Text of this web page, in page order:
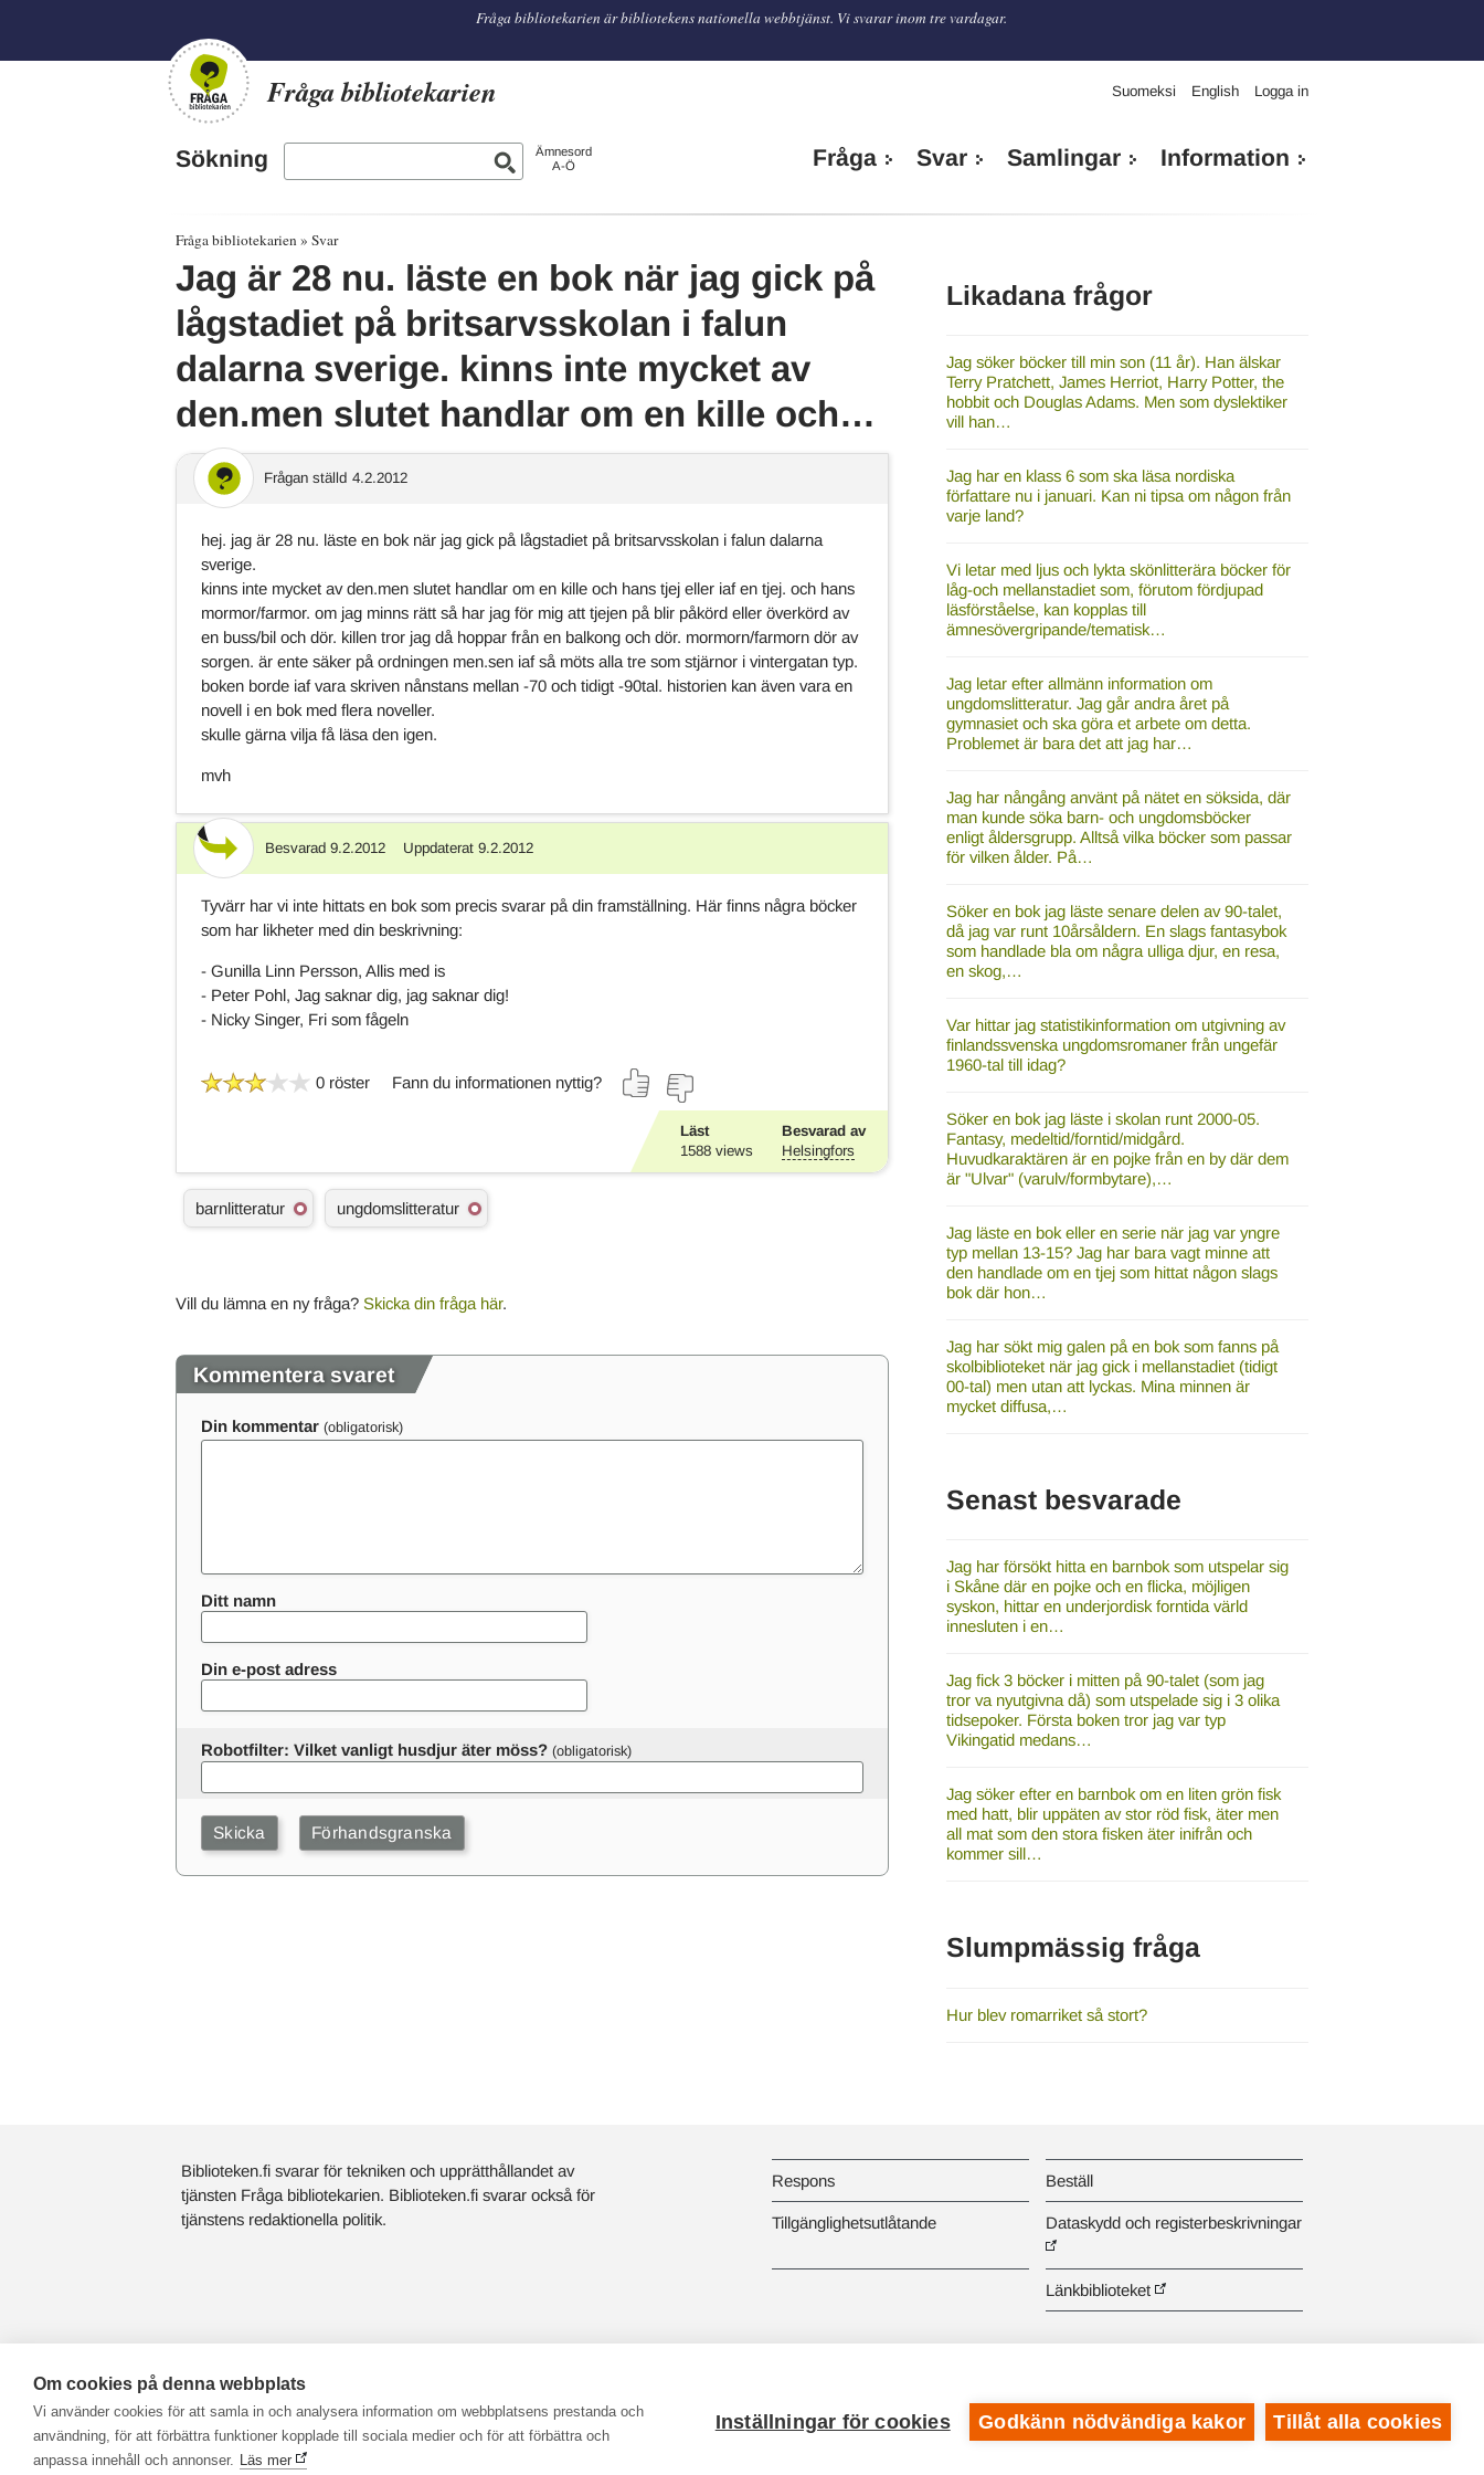
Fråga bibliotekarien är bibliotekens nationella webbtjänst. Vi svarar inom tre vardagar.
Fråga bibliotekarien Suomeksi English Logga in
Sökning
Ämnesord
A-Ö
Fråga Svar Samlingar Information
Fråga bibliotekarien Svar
Jag är 28 nu. läste en bok när jag gick på
lågstadiet på britsarvsskolan i falun
dalarna sverige. kinns inte mycket av
den.men slutet handlar om en kille och…
Frågan ställd 4.2.2012
hej. jag är 28 nu. läste en bok när jag gick på lågstadiet på britsarvsskolan i falun dalarna
sverige.
kinns inte mycket av den.men slutet handlar om en kille och hans tjej eller iaf en tjej. och hans
mormor/farmor. om jag minns rätt så har jag för mig att tjejen på blir påkörd eller överkörd av
en buss/bil och dör. killen tror jag då hoppar från en balkong och dör. mormorn/farmorn dör av
sorgen. är ente säker på ordningen men.sen iaf så möts alla tre som stjärnor i vintergatan typ.
boken borde iaf vara skriven nånstans mellan -70 och tidigt -90tal. historien kan även vara en
novell i en bok med flera noveller.
skulle gärna vilja få läsa den igen.
mvh
Svar Besvarad 9.2.2012 Uppdaterat 9.2.2012
Tyvärr har vi inte hittats en bok som precis svarar på din framställning. Här finns några böcker
som har likheter med din beskrivning:
- Gunilla Linn Persson, Allis med is
- Peter Pohl, Jag saknar dig, jag saknar dig!
- Nicky Singer, Fri som fågeln
0 röster Fann du informationen nyttig?
Läst
1588views
Besvarad av
Helsingfors
Ä
m
o
barnlitteratur ungdomslitteratur
Vill du lämna en ny fråga? Skicka din fråga här.
Kommentera svaret
Din kommentar
Ditt namn
Din e-post adress
Robotfilter: Vilket vanligt husdjur äter möss?
Likadana frågor
Jag söker böcker till min son (11 år). Han älskar
Terry Pratchett, James Herriot, Harry Potter, the
hobbit och Douglas Adams. Men som dyslektiker
vill han…
Jag har en klass 6 som ska läsa nordiska
författare nu i januari. Kan ni tipsa om någon från
varje land?
Vi letar med ljus och lykta skönlitterära böcker för
låg-och mellanstadiet som, förutom fördjupad
läsförståelse, kan kopplas till
ämnesövergripande/tematisk…
Jag letar efter allmänn information om
ungdomslitteratur. Jag går andra året på
gymnasiet och ska göra et arbete om detta.
Problemet är bara det att jag har…
Jag har nångång använt på nätet en söksida, där
man kunde söka barn- och ungdomsböcker
enligt åldersgrupp. Alltså vilka böcker som passar
för vilken ålder. På…
Söker en bok jag läste senare delen av 90-talet,
då jag var runt 10årsåldern. En slags fantasybok
som handlade bla om några ulliga djur, en resa,
en skog,…
Var hittar jag statistikinformation om utgivning av
finlandssvenska ungdomsromaner från ungefär
1960-tal till idag?
Söker en bok jag läste i skolan runt 2000-05.
Fantasy, medeltid/forntid/midgård.
Huvudkaraktären är en pojke från en by där dem
är "Ulvar" (varulv/formbytare),…
Jag läste en bok eller en serie när jag var yngre
typ mellan 13-15? Jag har bara vagt minne att
den handlade om en tjej som hittat någon slags
bok där hon…
Jag har sökt mig galen på en bok som fanns på
skolbiblioteket när jag gick i mellanstadiet (tidigt
00-tal) men utan att lyckas. Mina minnen är
mycket diffusa,…
Senast besvarade
Jag har försökt hitta en barnbok som utspelar sig
i Skåne där en pojke och en flicka, möjligen
syskon, hittar en underjordisk forntida värld
innesluten i en…
Jag fick 3 böcker i mitten på 90-talet (som jag
tror va nyutgivna då) som utspelade sig i 3 olika
tidsepoker. Första boken tror jag var typ
Vikingatid medans…
Jag söker efter en barnbok om en liten grön fisk
med hatt, blir uppäten av stor röd fisk, äter men
all mat som den stora fisken äter inifrån och
kommer sill…
Slumpmässig fråga
Hur blev romarriket så stort?
Biblioteken.fi svarar för tekniken och upprätthållandet av
tjänsten Fråga bibliotekarien. Biblioteken.fi svarar också för
tjänstens redaktionella politik.
Respons Beställ
Tillgänglighetsutlåtande Dataskydd och registerbeskrivningar
Länkbiblioteket
Om cookies på denna webbplats
Vi använder cookies för att samla in och analysera information om webbplatsens prestanda och
användning, för att förbättra funktioner kopplade till sociala medier och för att förbättra och
anpassa innehåll och annonser. Läs mer
Inställningar för cookies Godkänn nödvändiga kakor Tillåt alla cookies